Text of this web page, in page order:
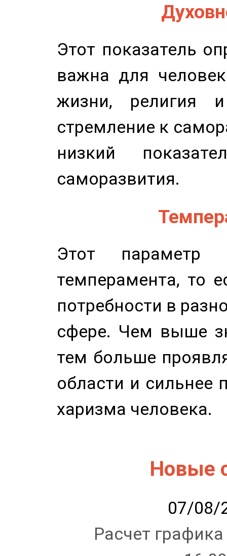
Этот показатель
важна для
жизни, религия
стремление к
низкий
саморазвития.
Этот параметр
темперамента, то
потребности в
сфере. Чем выше
тем больше
области и сильнее
харизма человека.
Новые
07/08/
Расчет